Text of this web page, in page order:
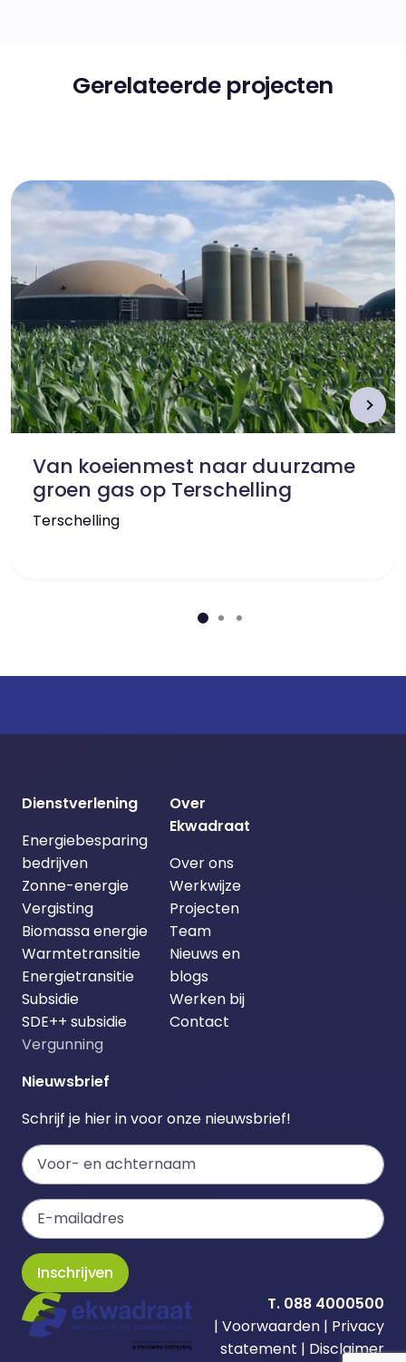
Gerelateerde projecten
Van koeienmest naar duurzame
groen gas op Terschelling
Terschelling
Dienstverlening
Energiebesparing
bedrijven
Zonne-energie
Vergisting
Biomassa energie
Warmtetransitie
Energietransitie
Subsidie
SDE++ subsidie
Vergunning
Over
Ekwadraat
Over ons
Werkwijze
Projecten
Team
Nieuws en
blogs
Werken bij
Contact
Nieuwsbrief
Schrijf je hier in voor onze nieuwsbrief!
Inschrijven
T. 088 4000500
| Voorwaarden | Privacy
statement | Disclaimer